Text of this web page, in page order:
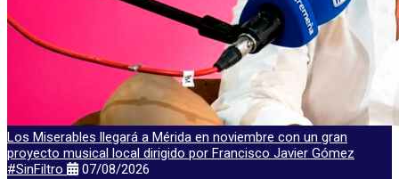
Los Miserables llegará a Mérida en noviembre con un gran
proyecto musical local dirigido por Francisco Javier Gómez
#SinFiltro
07/08/2026